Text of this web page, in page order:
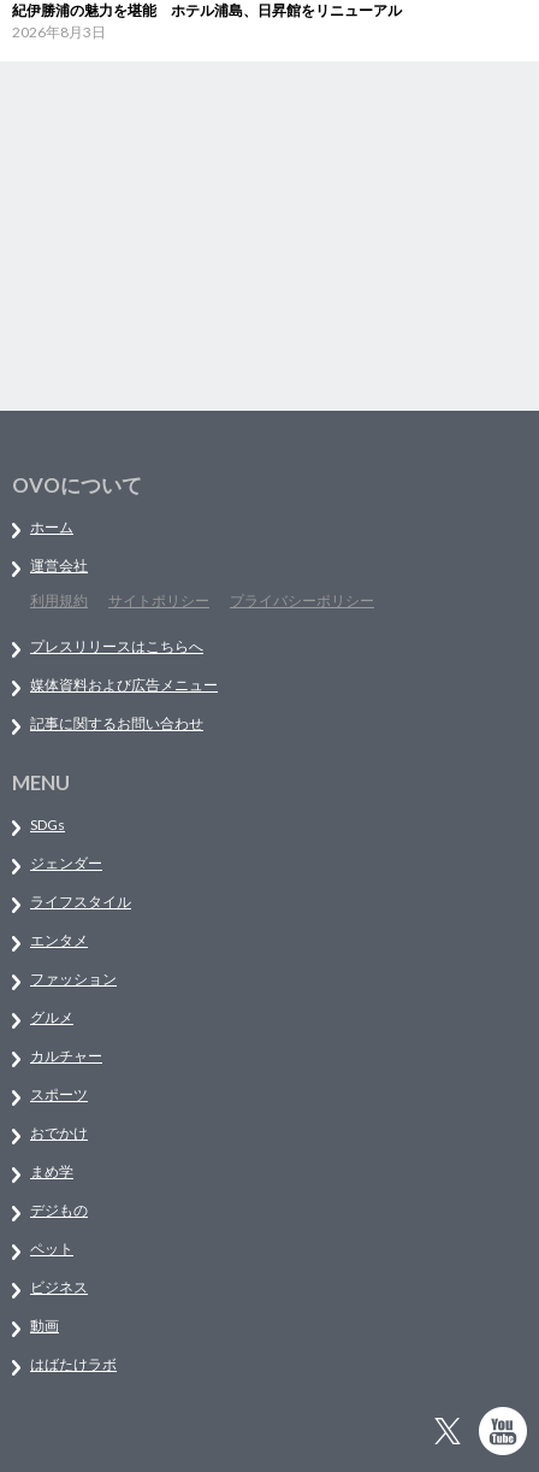
紀伊勝浦の魅力を堪能 ホテル浦島、日昇館をリニューアル
2026年8月3日
OVOについて
ホーム
運営会社
利用規約
サイトポリシー プライバシーポリシー
プレスリリースはこちらへ
媒体資料および広告メニュー
記事に関するお問い合わせ
MENU
SDGs
ジェンダー
ライフスタイル
エンタメ
ファッション
グルメ
カルチャー
スポーツ
おでかけ
まめ学
デジもの
ペット
ビジネス
動画
はばたけラボ